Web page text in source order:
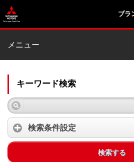
ブラ
メニュー
キーワード検索
検索条件設定
検索する